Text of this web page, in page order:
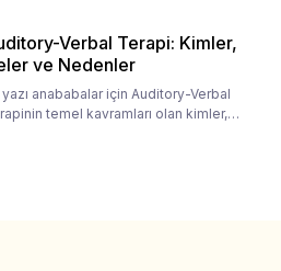
Verbal Terapi: Kimler,
ve Nedenler
yazı anababalar için Auditory-Verbal
temel kavramları olan kimler,